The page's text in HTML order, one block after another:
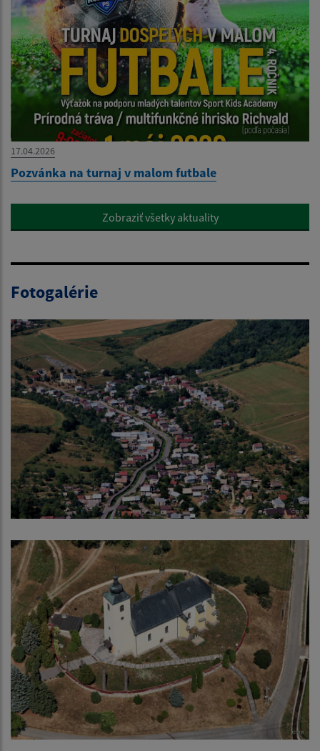
17.04.2026
Pozvánka na turnaj v malom futbale
Zobraziť všetky aktuality
Fotogalérie